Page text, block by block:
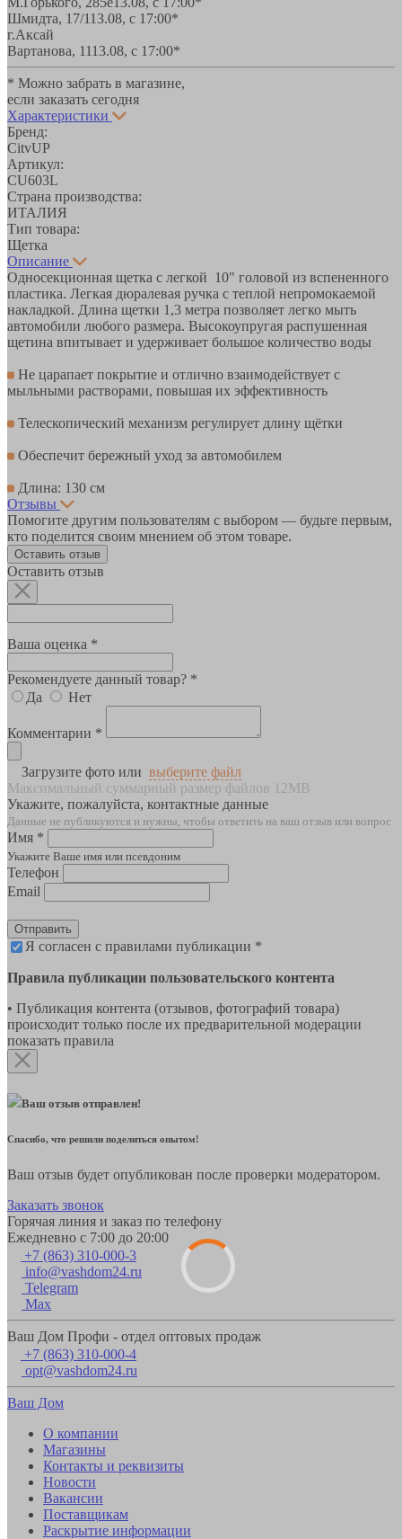
Шмидта, 17/113.08, с 17:00*
г.Аксай
Вартанова, 1113.08, с 17:00*
* Можно забрать в магазине,
если заказать сегодня
Характеристики
Бренд:
CitvUP
Артикул:
CU603L
Страна производства:
ИТАЛИЯ
Тип товара:
Щетка
Описание
Односекционная щетка с легкой 10" головой из вспененного
пластика. Легкая дюралевая ручка с теплой непромокаемой
накладкой. Длина щетки 1,3 метра позволяет легко мыть
автомобили любого размера. Высокоупругая распушенная
щетина впитывает и удерживает большое количество воды
Не царапает покрытие и отлично взаимодействует с
мыльными растворами, повышая их эффективность
Телескопический механизм регулирует длину щётки
Обеспечит бережный уход за автомобилем
Длина: 130 см
Отзывы
Помогите другим пользователям с выбором — будьте первым,
кто поделится своим мнением об этом товаре.
Оставить отзыв
Оставить отзыв
Ваша оценка *
Рекомендуете данный товар? *
Да
Нет
Комментарии *
Загрузите фото или выберите файл
Максимальный суммарный размер файлов 12MB
Укажите, пожалуйста, контактные данные
Данные не публикуются и нужны, чтобы ответить на ваш отзыв или вопрос
Имя *
Укажите Ваше имя или псевдоним
Телефон
Email
Отправить
Я согласен с правилами публикации *
Правила публикации пользовательского контента
• Публикация контента (отзывов, фотографий товара)
происходит только после их предварительной модерации
показать правила
Ваш отзыв отправлен!
Спасибо, что решили поделиться опытом!
Ваш отзыв будет опубликован после проверки модератором.
Заказать звонок
Горячая линия и заказ по телефону
Ежедневно с 7:00 до 20:00
+7 (863) 310-000-3
info@vashdom24.ru
Telegram
Max
Ваш Дом Профи - отдел оптовых продаж
+7 (863) 310-000-4
opt@vashdom24.ru
Ваш Дом
О компании
Магазины
Контакты и реквизиты
Новости
Вакансии
Поставщикам
Раскрытие информации